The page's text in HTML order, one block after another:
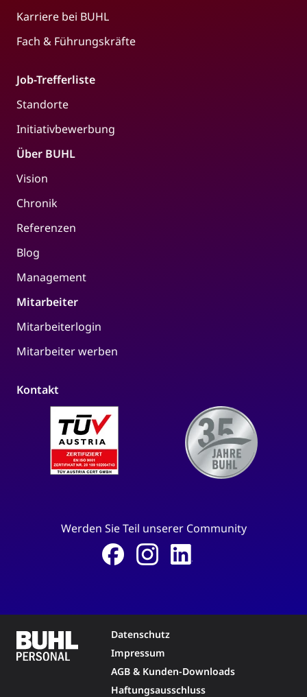
Karriere bei BUHL
Fach & Führungskräfte
Job-Trefferliste
Standorte
Initiativbewerbung
Über BUHL
Vision
Chronik
Referenzen
Blog
Management
Mitarbeiter
Mitarbeiterlogin
Mitarbeiter werben
Kontakt
Werden Sie Teil unserer Community
Datenschutz
Impressum
AGB & Kunden-Downloads
Haftungsausschluss